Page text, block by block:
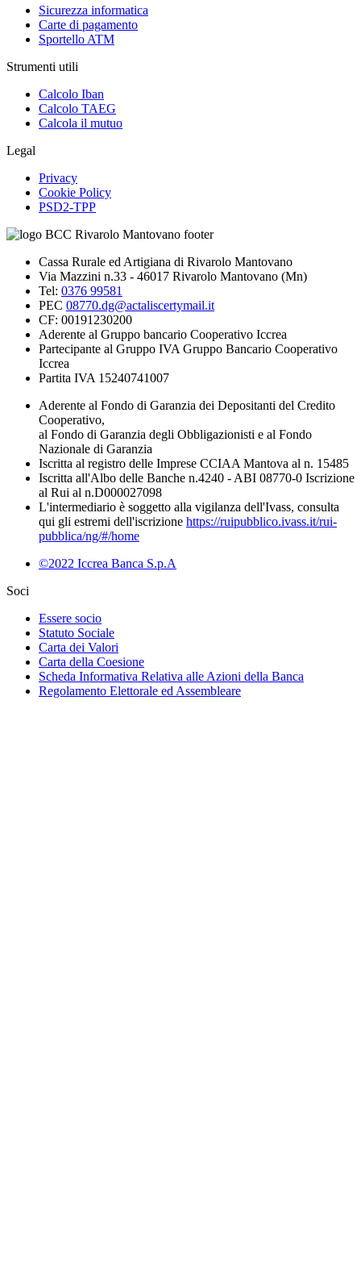
Sicurezza informatica
Carte di pagamento
Sportello ATM
Strumenti utili
Calcolo Iban
Calcolo TAEG
Calcola il mutuo
Legal
Privacy
Cookie Policy
PSD2-TPP
Cassa Rurale ed Artigiana di Rivarolo Mantovano
Via Mazzini n.33 - 46017 Rivarolo Mantovano (Mn)
Tel: 0376 99581
PEC 08770.dg@actaliscertymail.it
CF: 00191230200
Aderente al Gruppo bancario Cooperativo Iccrea
Partecipante al Gruppo IVA Gruppo Bancario Cooperativo
Iccrea
Partita IVA 15240741007
Aderente al Fondo di Garanzia dei Depositanti del Credito
Cooperativo,
al Fondo di Garanzia degli Obbligazionisti e al Fondo
Nazionale di Garanzia
Iscritta al registro delle Imprese CCIAA Mantova al n. 15485
Iscritta all'Albo delle Banche n.4240 - ABI 08770-0 Iscrizione
al Rui al n.D000027098
L'intermediario è soggetto alla vigilanza dell'Ivass, consulta
qui gli estremi dell'iscrizione https://ruipubblico.ivass.it/rui-
pubblica/ng/#/home
©2022 Iccrea Banca S.p.A
Soci
Essere socio
Statuto Sociale
Carta dei Valori
Carta della Coesione
Scheda Informativa Relativa alle Azioni della Banca
Regolamento Elettorale ed Assembleare